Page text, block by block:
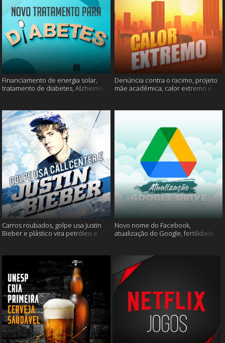
Financiamento de energia solar,
tratamento de diabetes, Alzheimer
Denúncia contra o racimo, projeto
mãe acadêmica, calor extremo e
Carros roubados, golpe usa Justin
Bieber e plástico vira petróleo e
Novo nome do Facebook,
atualização do Google, fertilidade